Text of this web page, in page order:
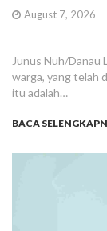
August 7, 2026
Junus Nuh/Danau
warga, yang telah
itu adalah…
BACA